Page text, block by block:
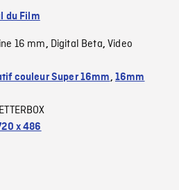
du Film
16 mm, Digital Beta,Video
couleur Super 16mm, 16mm
x 486